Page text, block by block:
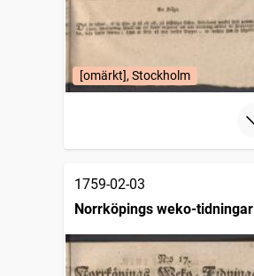
[omärkt], Stockholm
1759-02-03
Norrköpings weko-tidningar